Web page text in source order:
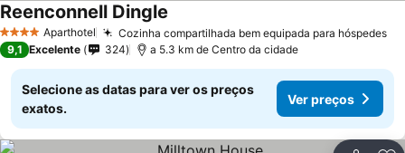
4 EstrelasAparthotel Cozinha compartilhada bem equipada para hóspedes
Reenconnell Dingle
9,1 Excelente 324 a 5.3 km de Centro da cidade
Selecione as datas para ver os preços
exatos.
Ver preços